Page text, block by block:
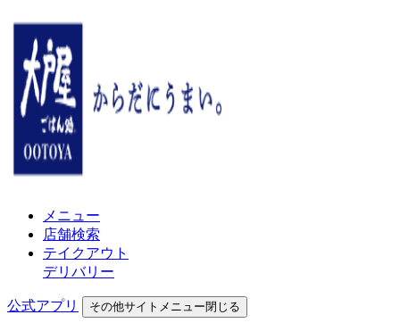
メニュー
店舗検索
テイクアウト
デリバリー
公式アプリ その他サイトメニュー閉じる